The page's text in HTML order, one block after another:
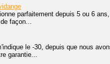
parfaitement depuis 5 ou 6
façon...
le -30, depuis que nous
garantie...